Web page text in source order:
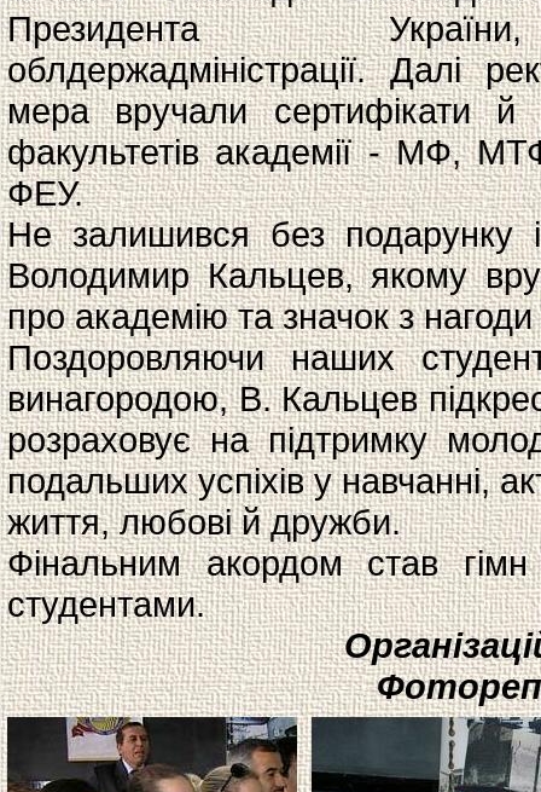
Президента
облдержадміністрації. Далі
мера вручали сертифікати й
факультетів академії - МФ,
ФЕУ.
Не залишився без подарунку
Володимир Кальцев, якому
про академію та значок з
Поздоровляючи наших
винагородою, В. Кальцев
розраховує на підтримку
подальших успіхів у навчанні,
життя, любові й дружби.
Фінальним акордом став гімн
студентами.